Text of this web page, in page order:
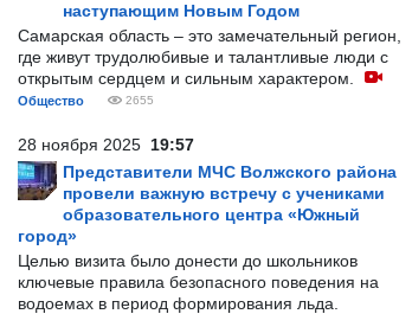
наступающим Новым Годом
Самарская область – это замечательный регион,
где живут трудолюбивые и талантливые люди с
открытым сердцем и сильным характером.
Общество 2655
28 ноября 2025 19:57
Представители МЧС Волжского района
провели важную встречу с учениками
образовательного центра «Южный
город»
Целью визита было донести до школьников
ключевые правила безопасного поведения на
водоемах в период формирования льда.